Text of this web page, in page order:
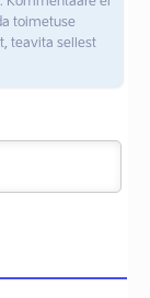
toimetuse
teavita sellest